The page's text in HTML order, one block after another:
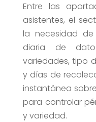
Entre las
asistentes, el
la necesidad
diaria de
variedades, tipo
y días de
instantánea
para controlar
y variedad.